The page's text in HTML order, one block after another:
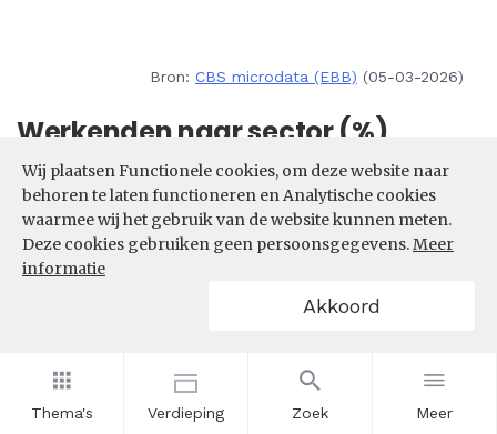
Thema's Verdieping Zoek Meer
Wij plaatsen Functionele cookies, om deze website naar
behoren te laten functioneren en Analytische cookies
waarmee wij het gebruik van de website kunnen meten.
Deze cookies gebruiken geen persoonsgegevens.Meer
informatie
Akkoord
Bron: CBS microdata (EBB) (05-03-2026)
Werkenden naar sector (%)
Wat is de sectorale samenstelling van het aantal
werkenden in de beroepsklasse Dienstverlenende
beroepen? In welke sectoren zijn de meeste
werkenden in de beroepsklasse Dienstverlenende